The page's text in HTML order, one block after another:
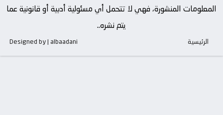
المعلومات المنشورة، فهي لا تتحمل أي مسئولية أدبية أو قانونية عما
يتم نشره..
Designed by | albaadani الرئيسية